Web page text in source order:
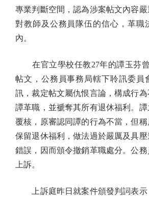
專業判斷空間，認為涉案帖文內容
對教師及公務員隊伍的信心，革職
內。
在官立學校任教27年的譚玉芬曾
帖文，公務員事務局轄下聆訊委員
訊，裁定帖文屬仇恨言論，構成行
譚革職，並褫奪其所有退休福利。
覆核，原審認同譚的行為不當，但
保留退休福利，做法過於嚴厲及具
錯誤，因而頒令撤銷革職處分。公
上訴。
上訴庭昨日就案件頒發判詞表示